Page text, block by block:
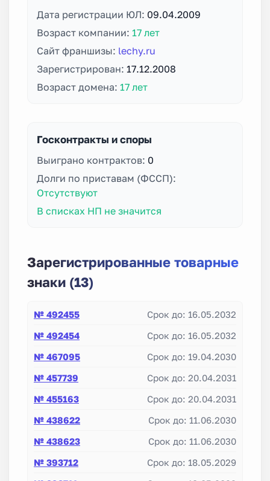
Дата регистрации ЮЛ: 09.04.2009
Возраст компании: 17 лет
Сайт франшизы: lechy.ru
Зарегистрирован: 17.12.2008
Возраст домена: 17 лет
Госконтракты и споры
Выиграно контрактов: 0
Долги по приставам (ФССП):
Отсутствуют
В списках НП не значится
Зарегистрированные товарные
знаки (13)
№ 492455
Срок до: 16.05.2032
№ 492454
Срок до: 16.05.2032
№ 467095
Срок до: 19.04.2030
№ 457739
Срок до: 20.04.2031
№ 455163
Срок до: 20.04.2031
№ 438622
Срок до: 11.06.2030
№ 438623
Срок до: 11.06.2030
№ 393712
Срок до: 18.05.2029